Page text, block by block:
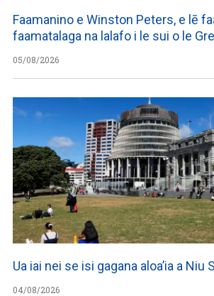
Faamanino e Winston Peters, e lē
faamatalaga na lalafo i le sui o le
05/08/2026
Ua iai nei se isi gagana aloa’ia a Niu
04/08/2026